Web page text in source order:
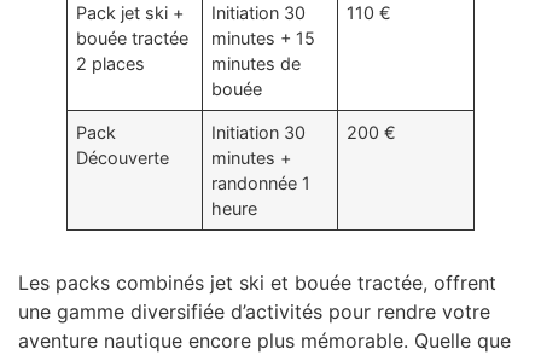
Pack jet ski +
bouée tractée
2 places
Initiation 30
minutes + 15
minutes de
bouée
110 €
Pack
Découverte
Initiation 30
minutes +
randonnée 1
heure
200 €
Les packs combinés jet ski et bouée tractée, offrent
une gamme diversifiée d’activités pour rendre votre
aventure nautique encore plus mémorable. Quelle que